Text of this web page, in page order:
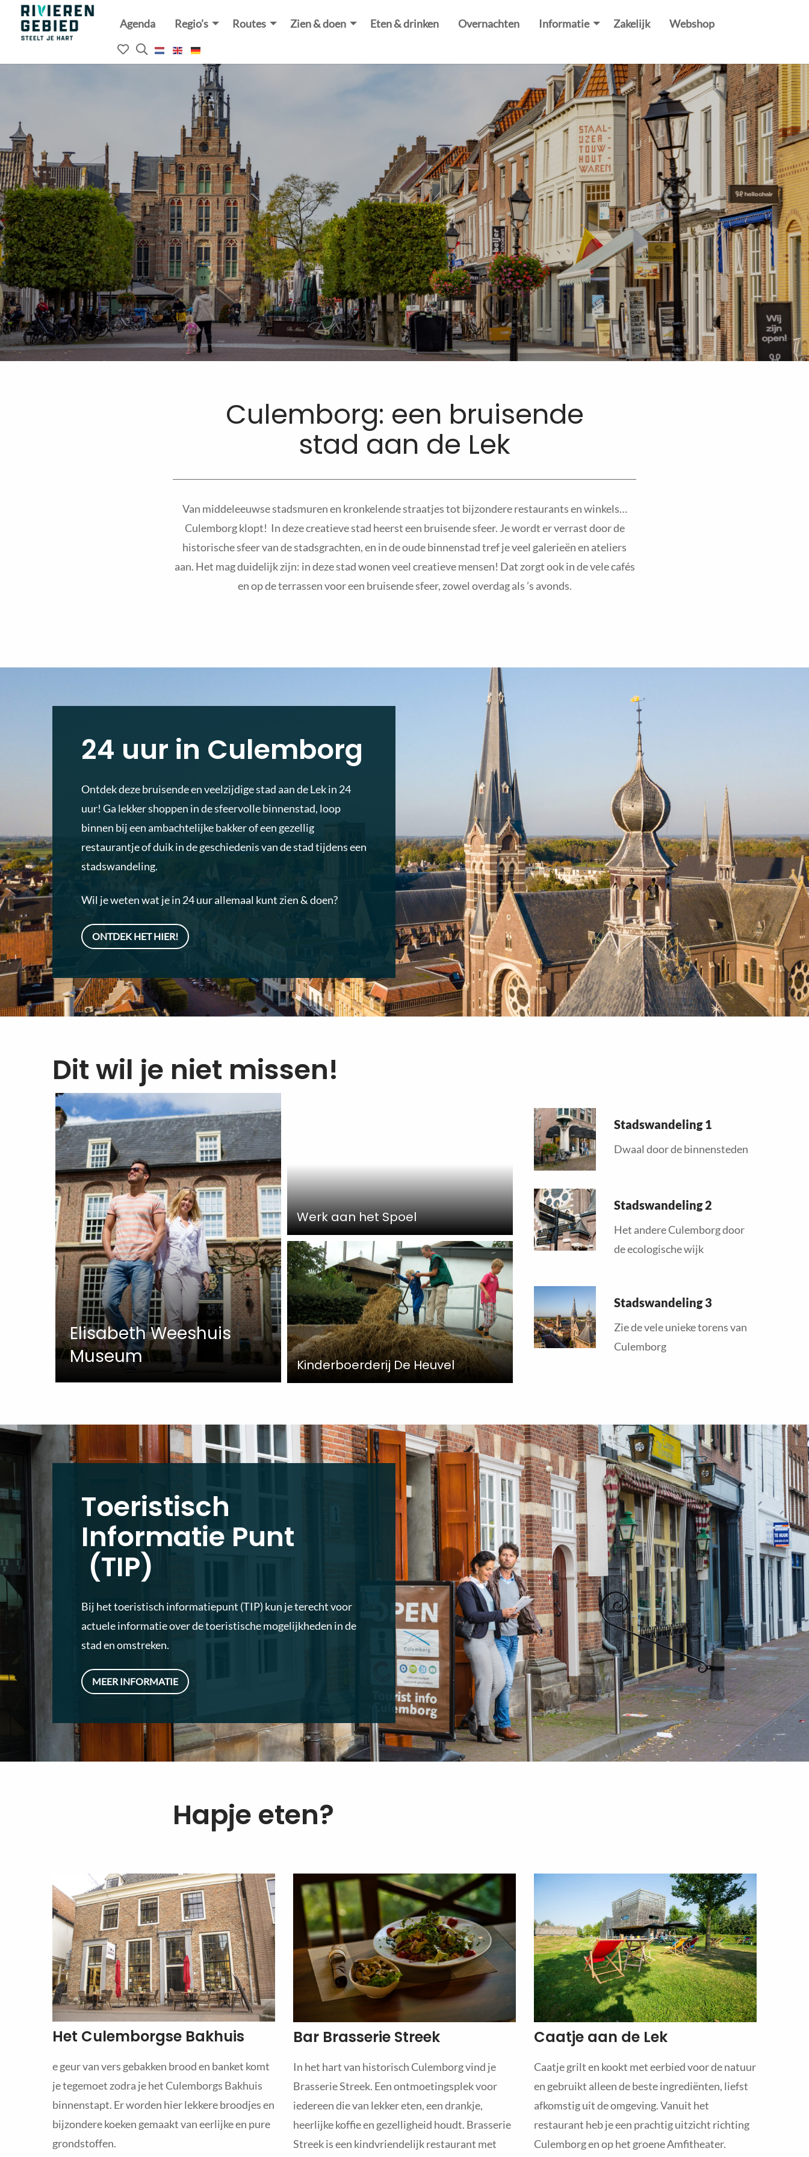
Rivierenland
website
Agenda Regio’s Routes Zien & doen Eten & drinken Overnachten Informatie Zakelijk Webshop
Mijn
favorieten
Open
het
Culemborg: een bruisende
stad aan de Lek
Van middeleeuwse stadsmuren en kronkelende straatjes tot bijzondere restaurants en winkels…
Culemborg klopt! In deze creatieve stad heerst een bruisende sfeer. Je wordt er verrast door de
historische sfeer van de stadsgrachten, en in de oude binnenstad tref je veel galerieën en ateliers
aan. Het mag duidelijk zijn: in deze stad wonen veel creatieve mensen! Dat zorgt ook in de vele cafés
en op de terrassen voor een bruisende sfeer, zowel overdag als ’s avonds.
24 uur in Culemborg
Ontdek deze bruisende en veelzijdige stad aan de Lek in 24
uur! Ga lekker shoppen in de sfeervolle binnenstad, loop
binnen bij een ambachtelijke bakker of een gezellig
restaurantje of duik in de geschiedenis van de stad tijdens een
stadswandeling.
Wil je weten wat je in 24 uur allemaal kunt zien & doen?
ONTDEK HET HIER!
Dit wil je niet missen!
Elisabeth Weeshuis
Museum
Werk aan het Spoel
Kinderboerderij De Heuvel
Stadswandeling 1
Dwaal door de binnensteden
Read
more
about
Stadswandeling 2
Het andere Culemborg door
de ecologische wijk
Read
more
about
Stadswandeling 3
Zie de vele unieke torens van
Culemborg
Read
more
about
Toeristisch
Informatie Punt
(TIP)
Bij het toeristisch informatiepunt (TIP) kun je terecht voor
actuele informatie over de toeristische mogelijkheden in de
stad en omstreken.
MEER INFORMATIE
Hapje eten?
Het Culemborgse Bakhuis
e geur van vers gebakken brood en banket komt
je tegemoet zodra je het Culemborgs Bakhuis
binnenstapt. Er worden hier lekkere broodjes en
bijzondere koeken gemaakt van eerlijke en pure
grondstoffen.
Bar Brasserie Streek
In het hart van historisch Culemborg vind je
Brasserie Streek. Een ontmoetingsplek voor
iedereen die van lekker eten, een drankje,
heerlijke koffie en gezelligheid houdt. Brasserie
Streek is een kindvriendelijk restaurant met
Caatje aan de Lek
Caatje grilt en kookt met eerbied voor de natuur
en gebruikt alleen de beste ingrediënten, liefst
afkomstig uit de omgeving. Vanuit het
restaurant heb je een prachtig uitzicht richting
Culemborg en op het groene Amfitheater.